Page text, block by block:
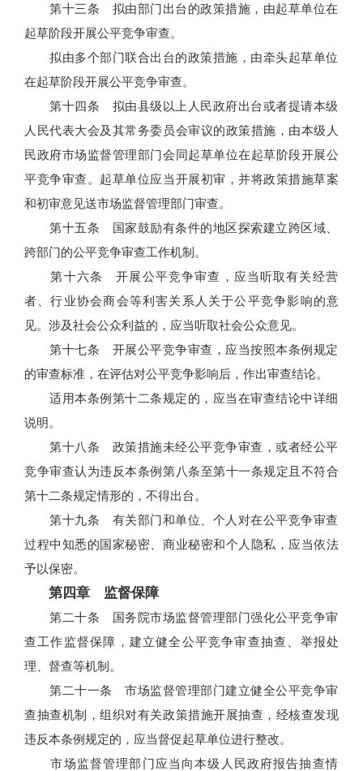
第十三条 拟由部门出台的政策措施，由起草单位在
起草阶段开展公平竞争审查。
拟由多个部门联合出台的政策措施，由牵头起草单位
在起草阶段开展公平竞争审查。
第十四条 拟由县级以上人民政府出台或者提请本级
人民代表大会及其常务委员会审议的政策措施，由本级人
民政府市场监督管理部门会同起草单位在起草阶段开展公
平竞争审查。起草单位应当开展初审，并将政策措施草案
和初审意见送市场监督管理部门审查。
第十五条 国家鼓励有条件的地区探索建立跨区域、
跨部门的公平竞争审查工作机制。
第十六条 开展公平竞争审查，应当听取有关经营
者、行业协会商会等利害关系人关于公平竞争影响的意
见。涉及社会公众利益的，应当听取社会公众意见。
第十七条 开展公平竞争审查，应当按照本条例规定
的审查标准，在评估对公平竞争影响后，作出审查结论。
适用本条例第十二条规定的，应当在审查结论中详细
说明。
第十八条 政策措施未经公平竞争审查，或者经公平
竞争审查认为违反本条例第八条至第十一条规定且不符合
第十二条规定情形的，不得出台。
第十九条 有关部门和单位、个人对在公平竞争审查
过程中知悉的国家秘密、商业秘密和个人隐私，应当依法
予以保密。
第四章 监督保障
第二十条 国务院市场监督管理部门强化公平竞争审
查工作监督保障，建立健全公平竞争审查抽查、举报处
理、督查等机制。
第二十一条 市场监督管理部门建立健全公平竞争审
查抽查机制，组织对有关政策措施开展抽查，经核查发现
违反本条例规定的，应当督促起草单位进行整改。
市场监督管理部门应当向本级人民政府报告抽查情